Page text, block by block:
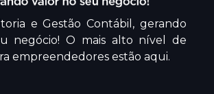
e Gestão Contábil, gerando
negócio! O mais alto nível de
empreendedores estão aqui.